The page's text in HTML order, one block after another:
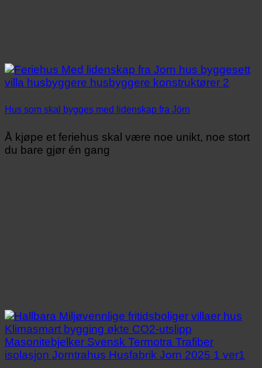
Hus som skal bygges med lidenskap fra Jörn
Å kjøpe et feriehus skal være noe unikt, noe stort
du bare gjør én gang